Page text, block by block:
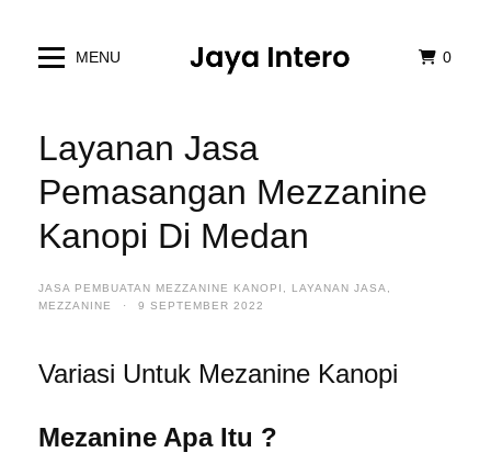
MENU 0
Layanan Jasa
Pemasangan Mezzanine
Kanopi Di Medan
JASA PEMBUATAN MEZZANINE KANOPI LAYANAN JASA
MEZZANINE
· 9 SEPTEMBER 2022
Variasi Untuk Mezanine Kanopi
Mezanine Apa Itu ?